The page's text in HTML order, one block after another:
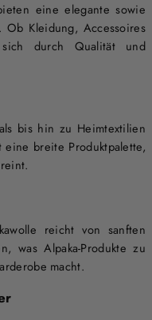
eine elegante sowie
Kleidung, Accessoires
durch Qualität und
bis hin zu Heimtextilien
breite Produktpalette,
reicht von sanften
was Alpaka-Produkte zu
macht.